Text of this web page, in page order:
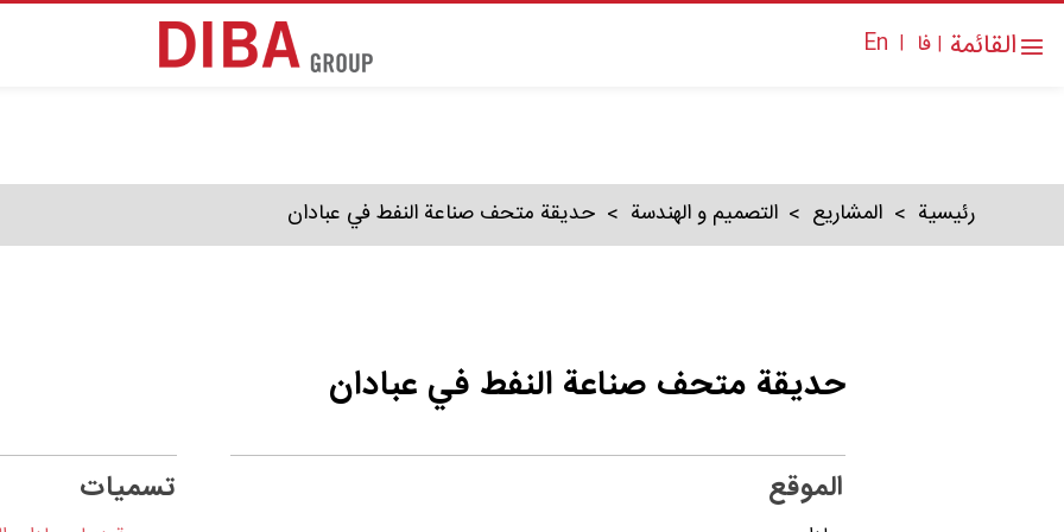
القائمة | فا |
En
رئیسیة المشاریع التصمیم و الهندسة حديقة متحف صناعة النفط في عبادان
حديقة متحف صناعة النفط في عبادان
الموقع تسميات